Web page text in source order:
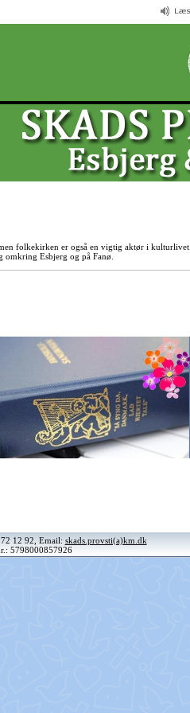
folkekirken er også en vigtig aktør i kulturlivet.
Esbjerg og på Fanø.
12 92, Email: skads.provsti(a)km.dk
5798000857926